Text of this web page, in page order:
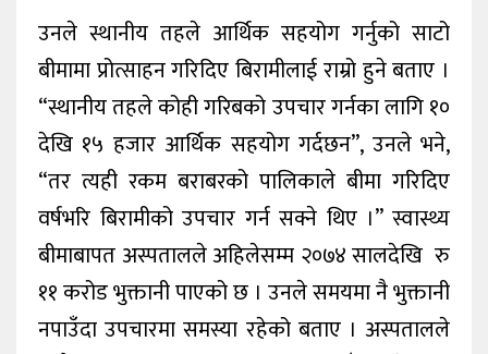
उनले स्थानीय तहले आर्थिक सहयोग गर्नुको साटो
बीमामा प्रोत्साहन गरिदिए बिरामीलाई राम्रो हुने बताए ।
“स्थानीय तहले कोही गरिबको उपचार गर्नका लागि १०
देखि १५ हजार आर्थिक सहयोग गर्दछन”, उनले भने,
“तर त्यही रकम बराबरको पालिकाले बीमा गरिदिए
वर्षभरि बिरामीको उपचार गर्न सक्ने थिए ।” स्वास्थ्य
बीमाबापत अस्पतालले अहिलेसम्म २०७४ सालदेखि रु
११ करोड भुक्तानी पाएको छ । उनले समयमा नै भुक्तानी
नपाउँदा उपचारमा समस्या रहेको बताए । अस्पतालले